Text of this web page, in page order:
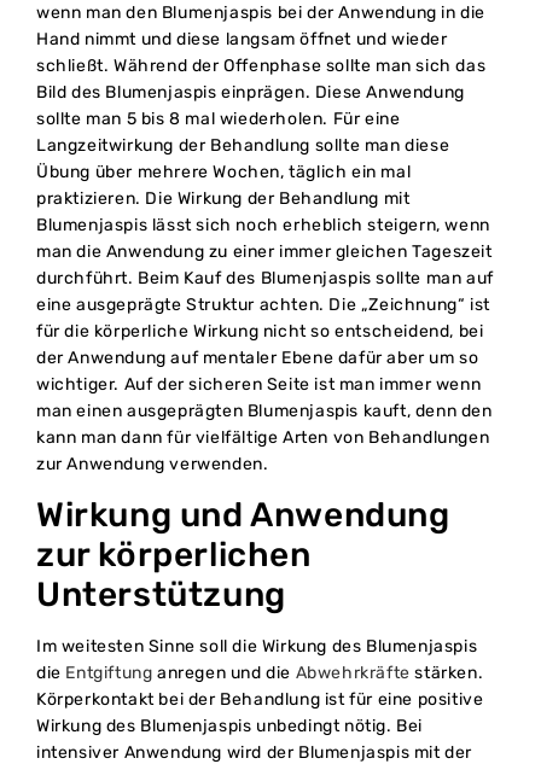
wenn man den Blumenjaspis bei der Anwendung in die
Hand nimmt und diese langsam öffnet und wieder
schließt. Während der Offenphase sollte man sich das
Bild des Blumenjaspis einprägen. Diese Anwendung
sollte man 5 bis 8 mal wiederholen. Für eine
Langzeitwirkung der Behandlung sollte man diese
Übung über mehrere Wochen, täglich ein mal
praktizieren. Die Wirkung der Behandlung mit
Blumenjaspis lässt sich noch erheblich steigern, wenn
man die Anwendung zu einer immer gleichen Tageszeit
durchführt. Beim Kauf des Blumenjaspis sollte man auf
eine ausgeprägte Struktur achten. Die „Zeichnung“ ist
für die körperliche Wirkung nicht so entscheidend, bei
der Anwendung auf mentaler Ebene dafür aber um so
wichtiger. Auf der sicheren Seite ist man immer wenn
man einen ausgeprägten Blumenjaspis kauft, denn den
kann man dann für vielfältige Arten von Behandlungen
zur Anwendung verwenden.
Wirkung und Anwendung
zur körperlichen
Unterstützung
Im weitesten Sinne soll die Wirkung des Blumenjaspis
die Entgiftung anregen und die Abwehrkräfte stärken.
Körperkontakt bei der Behandlung ist für eine positive
Wirkung des Blumenjaspis unbedingt nötig. Bei
intensiver Anwendung wird der Blumenjaspis mit der